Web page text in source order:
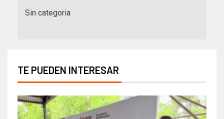
Sin categoria
TE PUEDEN INTERESAR